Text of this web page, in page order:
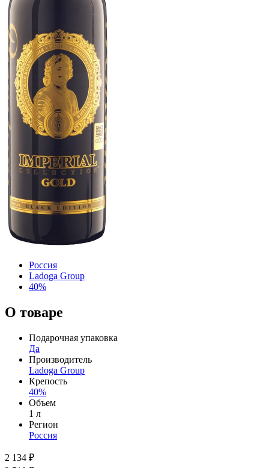
Россия
Ladoga Group
40%
О товаре
Подарочная упаковка
Да
Производитель
Ladoga Group
Крепость
40%
Объем
1 л
Регион
Россия
2 134 ₽